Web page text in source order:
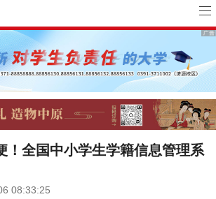
！全国中小学生学籍信息管理系
08:33:25